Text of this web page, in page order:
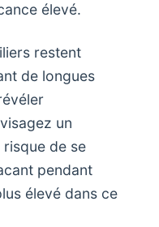
élevé.
restent
de longues
un
risque de se
pendant
élevé dans ce